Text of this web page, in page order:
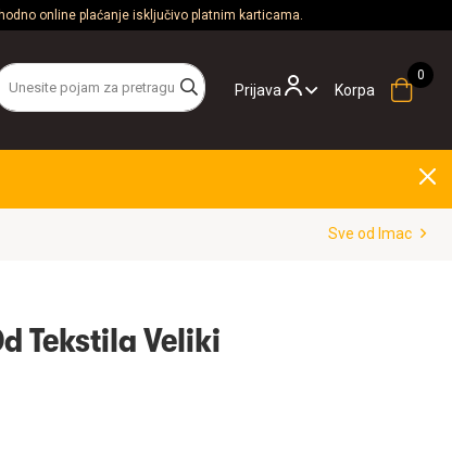
online plaćanje isključivo platnim karticama.
Prijava Korpa
Sve od Imac
Tekstila Veliki